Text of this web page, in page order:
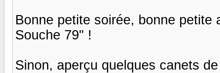
Bonne petite soirée, bonne
Souche 79" !
Sinon, aperçu quelques canets